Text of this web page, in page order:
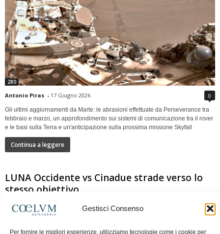
Gestisci Consenso
Per fornire le migliori esperienze, utilizziamo tecnologie come i cookie per
280
Antonio Piras - 17 Giugno 2026 0
Gli ultimi aggiornamenti da Marte: le abrasioni effettuate da Perseverance tra
febbraio e marzo, un approfondimento sui sistemi di comunicazione tra il rover
e le basi sulla Terra e un'anticipazione sulla prossima missione Skyfall
Continua a leggere
LUNA Occidente vs Cinadue strade verso lo
stesso obiettivo